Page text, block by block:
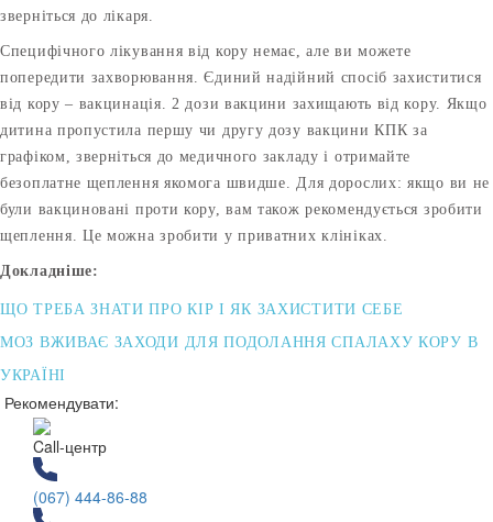
зверніться до лікаря.
Специфічного лікування від кору немає, але ви можете
попередити захворювання. Єдиний надійний спосіб захиститися
від кору – вакцинація. 2 дози вакцини захищають від кору. Якщо
дитина пропустила першу чи другу дозу вакцини КПК за
графіком, зверніться до медичного закладу і отримайте
безоплатне щеплення якомога швидше. Для дорослих: якщо ви не
були вакциновані проти кору, вам також рекомендується зробити
щеплення. Це можна зробити у приватних клініках.
Докладніше:
ЩО ТРЕБА ЗНАТИ ПРО КІР І ЯК ЗАХИСТИТИ СЕБЕ
МОЗ ВЖИВАЄ ЗАХОДИ ДЛЯ ПОДОЛАННЯ СПАЛАХУ КОРУ В
УКРАЇНІ
Рекомендувати:
Call-центр
(067) 444-86-88